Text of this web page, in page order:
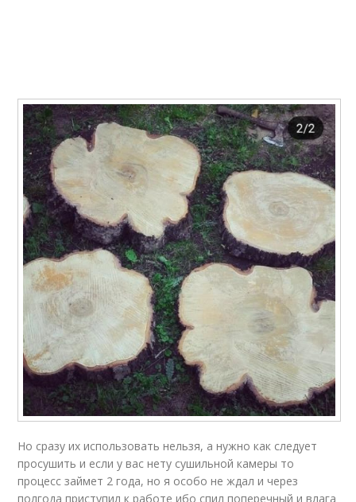
Но сразу их использовать нельзя, а нужно как следует
просушить и если у вас нету сушильной камеры то
процесс займет 2 года, но я особо не ждал и через
полгода приступил к работе ибо спил поперечный и влага